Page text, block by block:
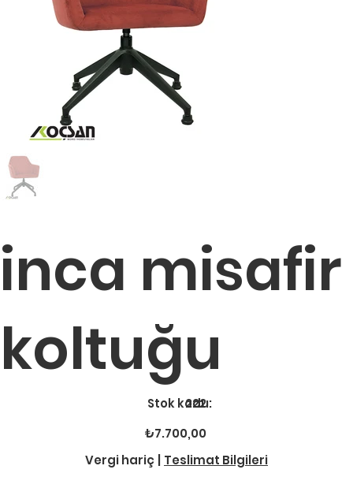
inca misafir
koltuğu
Stok kodu:
Stok
kodu:
222
Fiyat
₺7.700,00
Vergi hariç
Teslimat Bilgileri